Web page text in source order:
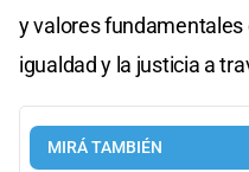
y valores fundamentales
igualdad y la justicia a
MIRÁ TAMBIÉN